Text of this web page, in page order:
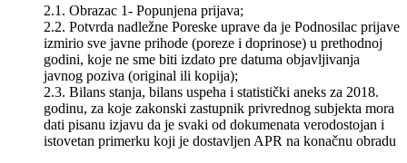
2.1. Obrazac 1- Popunjena prijava;
2.2. Potvrda nadležne Poreske uprave da je Podnosilac prijave
izmirio sve javne prihode (poreze i doprinose) u prethodnoj
godini, koje ne sme biti izdato pre datuma objavljivanja
javnog poziva (original ili kopija);
2.3. Bilans stanja, bilans uspeha i statistički aneks za 2018.
godinu, za koje zakonski zastupnik privrednog subjekta mora
dati pisanu izjavu da je svaki od dokumenata verodostojan i
istovetan primerku koji je dostavljen APR na konačnu obradu